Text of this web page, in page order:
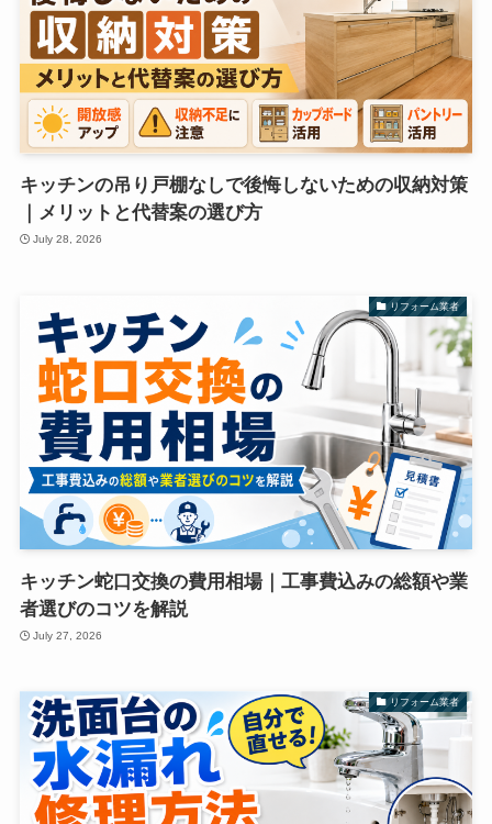
キッチンの吊り戸棚なしで後悔しないための収納対策
｜メリットと代替案の選び方
July 28, 2026
リフォーム業者
キッチン蛇口交換の費用相場｜工事費込みの総額や業
者選びのコツを解説
July 27, 2026
リフォーム業者